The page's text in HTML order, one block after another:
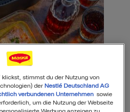
im Airfryer
stimmst du der Nutzung von
der Nestlé Deutschland AG
verbundenen Unternehmen sowie
um die Nutzung der Webseite